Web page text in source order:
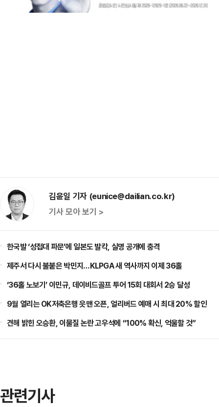
김윤일 기자 (eunice@dailian.co.kr)
기사 모아 보기 >
한국발 ‘성접대 파문’에 일본도 발칵, 실명 공개에 충격
제주서 다시 불붙은 박민지…KLPGA 새 역사까지 이제 36홀
‘36홀 노보기’ 이민규, 데이비드골프 투어 15회 대회서 2승 달성
9월 열리는 OK저축은행 읏맨 오픈, 얼리버드 예매 시 최대 20% 할인
견해 밝힌 오승환, 이물질 논란 고우석에 “100% 확신, 억울할 것”
관련기사